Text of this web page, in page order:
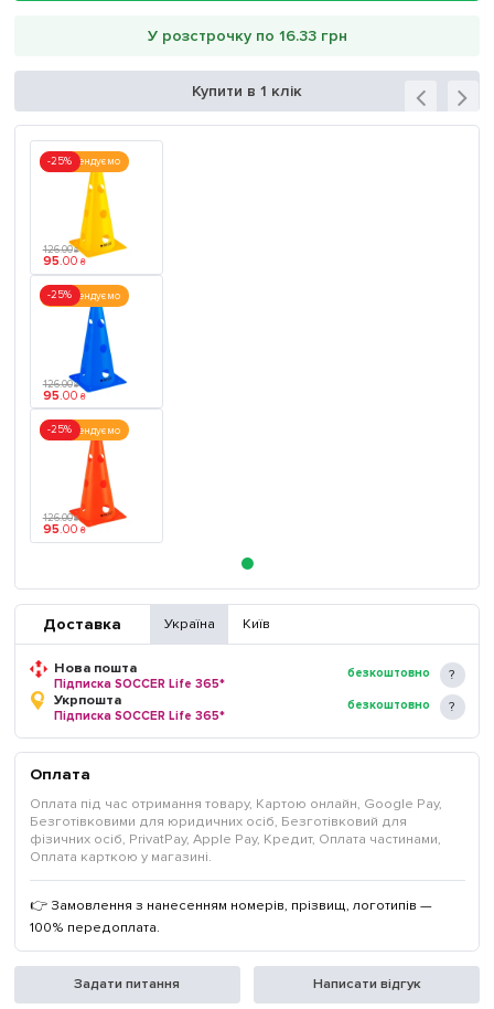
У розстрочку по 16.33 грн
Купити в 1 клік
Рекомендуємо
-25%
126.00 ₴
95.00 ₴
Рекомендуємо
-25%
126.00 ₴
95.00 ₴
Рекомендуємо
-25%
126.00 ₴
95.00 ₴
Доставка Україна Київ
Нова пошта
Підписка SOCCER Life 365*
безкоштовно
Укрпошта
Підписка SOCCER Life 365*
безкоштовно
Оплата
Оплата під час отримання товару, Картою онлайн, Google Pay,
Безготівковими для юридичних осіб, Безготівковий для
фізичних осіб, PrivatPay, Apple Pay, Кредит, Оплата частинами,
Оплата карткою у магазині.
👉 Замовлення з нанесенням номерів, прізвищ, логотипів —
100% передоплата.
Задати питання Написати відгук